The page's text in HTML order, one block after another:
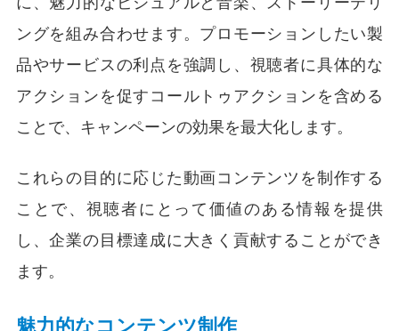
ングを組み合わせます。プロモーションしたい製
品やサービスの利点を強調し、視聴者に具体的な
アクションを促すコールトゥアクションを含める
ことで、キャンペーンの効果を最大化します。
これらの目的に応じた動画コンテンツを制作する
ことで、視聴者にとって価値のある情報を提供
し、企業の目標達成に大きく貢献することができ
ます。
魅力的なコンテンツ制作